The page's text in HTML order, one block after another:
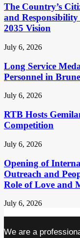
The Country’s
and
2035 Vision
July 6, 2026
Long Service
Personnel in
July 6, 2026
RTB Hosts
Competition
July 6, 2026
Opening of
Outreach and
Role of Love and
July 6, 2026
We are a